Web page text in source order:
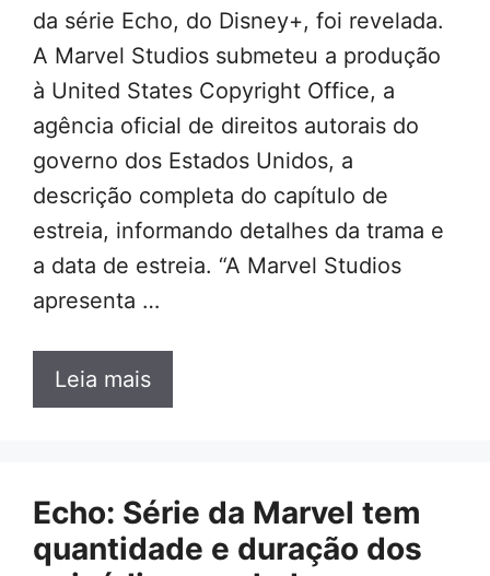
da série Echo, do Disney+, foi revelada.
A Marvel Studios submeteu a produção
à United States Copyright Office, a
agência oficial de direitos autorais do
governo dos Estados Unidos, a
descrição completa do capítulo de
estreia, informando detalhes da trama e
a data de estreia. “A Marvel Studios
apresenta …
Leia mais
Echo: Série da Marvel tem
quantidade e duração dos